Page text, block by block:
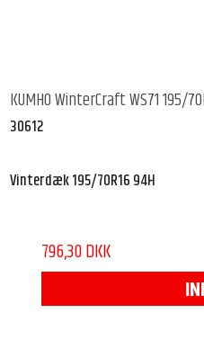
KUMHO WinterCraft WS71 195/
30612
Vinterdæk 195/70R16 94H
796,30 DKK